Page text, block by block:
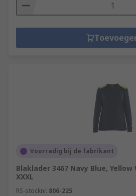
Voorradig bij de fabrikant
Blaklader 3467 Navy Blue,
XXXL
RS-stocknr. 806-225